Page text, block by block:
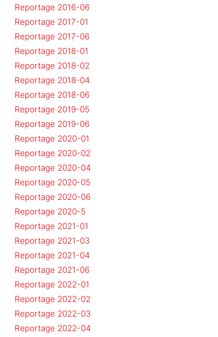
Reportage 2016-06
Reportage 2017-01
Reportage 2017-06
Reportage 2018-01
Reportage 2018-02
Reportage 2018-04
Reportage 2018-06
Reportage 2019-05
Reportage 2019-06
Reportage 2020-01
Reportage 2020-02
Reportage 2020-04
Reportage 2020-05
Reportage 2020-06
Reportage 2020-5
Reportage 2021-01
Reportage 2021-03
Reportage 2021-04
Reportage 2021-06
Reportage 2022-01
Reportage 2022-02
Reportage 2022-03
Reportage 2022-04